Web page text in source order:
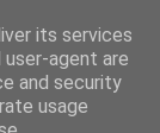
its services
user-agent are
and security
usage